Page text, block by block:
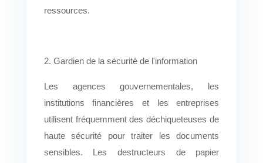
ressources.
2. Gardien de la sécurité de l'information
Les agences gouvernementales, les
institutions financières et les entreprises
utilisent fréquemment des déchiqueteuses de
haute sécurité pour traiter les documents
sensibles. Les destructeurs de papier